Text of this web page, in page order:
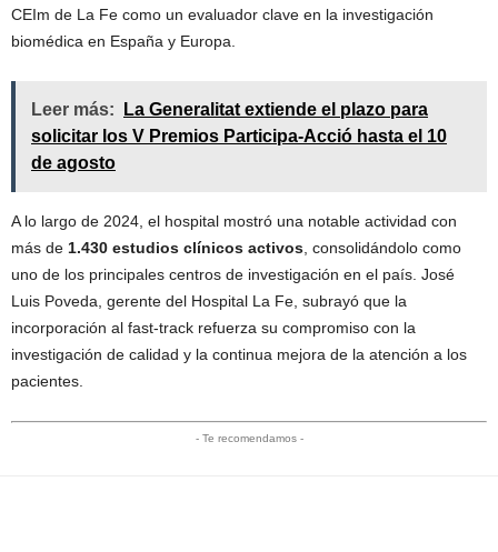
CEIm de La Fe como un evaluador clave en la investigación
biomédica en España y Europa.
Leer más:
La Generalitat extiende el plazo para
solicitar los V Premios Participa-Acció hasta el 10
de agosto
A lo largo de 2024, el hospital mostró una notable actividad con
más de 1.430 estudios clínicos activos , consolidándolo como
uno de los principales centros de investigación en el país. José
Luis Poveda, gerente del Hospital La Fe, subrayó que la
incorporación al fast-track refuerza su compromiso con la
investigación de calidad y la continua mejora de la atención a los
pacientes.
- Te recomendamos -